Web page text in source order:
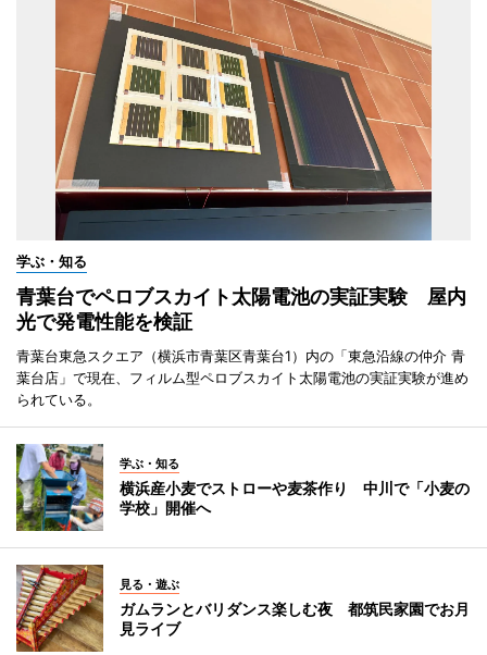
学ぶ・知る
青葉台でペロブスカイト太陽電池の実証実験 屋内
光で発電性能を検証
青葉台東急スクエア（横浜市青葉区青葉台1）内の「東急沿線の仲介 青
葉台店」で現在、フィルム型ペロブスカイト太陽電池の実証実験が進め
られている。
学ぶ・知る
横浜産小麦でストローや麦茶作り 中川で「小麦の
学校」開催へ
見る・遊ぶ
ガムランとバリダンス楽しむ夜 都筑民家園でお月
見ライブ